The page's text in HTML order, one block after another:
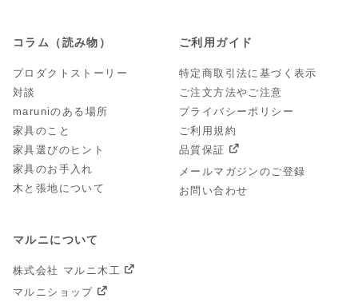
コラム（読み物）
プロダクトストーリー
対談
maruniのある場所
家具のこと
家具選びのヒント
家具のお手入れ
木と張地について
ご利用ガイド
特定商取引法に基づく表示
ご注文方法やご注意
プライバシーポリシー
ご利用規約
品質保証
メールマガジンのご登録
お問い合わせ
マルニについて
株式会社 マルニ木工
マルニショップ